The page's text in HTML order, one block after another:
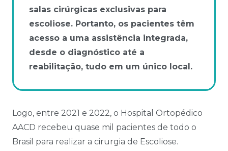
salas cirúrgicas exclusivas para
escoliose. Portanto, os pacientes têm
acesso a uma assistência integrada,
desde o diagnóstico até a
reabilitação, tudo em um único local.
Logo, entre 2021 e 2022, o Hospital Ortopédico
AACD recebeu quase mil pacientes de todo o
Brasil para realizar a cirurgia de Escoliose.